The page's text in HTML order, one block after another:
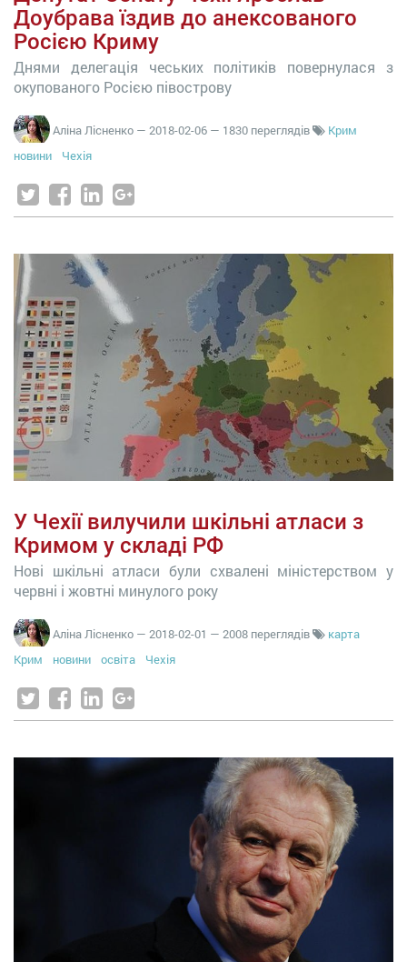
Доубрава їздив до анексованого
Росією Криму
Днями делегація чеських політиків повернулася з
окупованого Росією півострову
Аліна Лісненко — 2018-02-06 — 1830 переглядів
Крим
новини
Чехія
У Чехії вилучили шкільні атласи з
Кримом у складі РФ
Нові шкільні атласи були схвалені міністерством у
червні і жовтні минулого року
Аліна Лісненко — 2018-02-01 — 2008 переглядів
карта
Крим
новини освіта Чехія